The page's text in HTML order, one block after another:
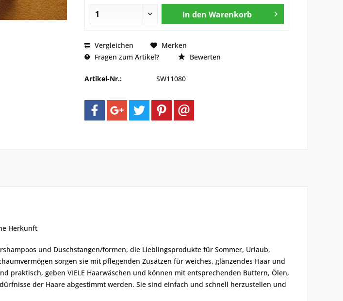
In den Warenkorb
Vergleichen
Merken
Fragen zum Artikel?
Bewerten
Artikel-Nr.: SW11080
Herkunft
und Duschstangen/formen, die Lieblingsprodukte für Sommer, Urlaub,
sorgen sie mit pflegenden Zusätzen für weiches, glänzendes Haar und
praktisch, geben VIELE Haarwäschen und können mit entsprechenden Buttern, Ölen,
der Haare abgestimmt werden. Sie sind einfach und schnell herzustellen und